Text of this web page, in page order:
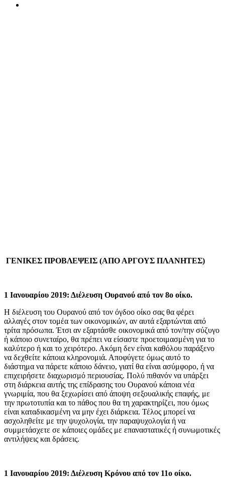
ΓΕΝΙΚΕΣ ΠΡΟΒΛΕΨΕΙΣ (ΑΠΟ ΑΡΓΟΥΣ ΠΛΑΝΗΤΕΣ)
1 Ιανουαρίου 2019: Διέλευση Ουρανού από τον 8ο οίκο.
Η διέλευση του Ουρανού από τον όγδοο οίκο σας θα φέρει
αλλαγές στον τομέα των οικονομικών, αν αυτά εξαρτώνται από
τρίτα πρόσωπα. Έτσι αν εξαρτάσθε οικονομικά από τον/την σύζυγο
ή κάποιο συνεταίρο, θα πρέπει να είσαστε προετοιμασμένη για το
καλύτερο ή και το χειρότερο. Ακόμη δεν είναι καθόλου παράξενο
να δεχθείτε κάποια κληρονομιά. Αποφύγετε όμως αυτό το
διάστημα να πάρετε κάποιο δάνειο, γιατί θα είναι ασύμφορο, ή να
επιχειρήσετε διαχωρισμό περιουσίας. Πολύ πιθανόν να υπάρξει
στη διάρκεια αυτής της επίδρασης του Ουρανού κάποια νέα
γνωριμία, που θα ξεχωρίσει από άποψη σεξουαλικής επαφής, με
την πρωτοτυπία και το πάθος που θα τη χαρακτηρίζει, που όμως
είναι καταδικασμένη να μην έχει διάρκεια. Τέλος μπορεί να
ασχοληθείτε με την ψυχολογία, την παραψυχολογία ή να
συμμετάσχετε σε κάποιες ομάδες με επαναστατικές ή συνωμοτικές
αντιλήψεις και δράσεις.
1 Ιανουαρίου 2019: Διέλευση Κρόνου από τον 11ο οίκο.